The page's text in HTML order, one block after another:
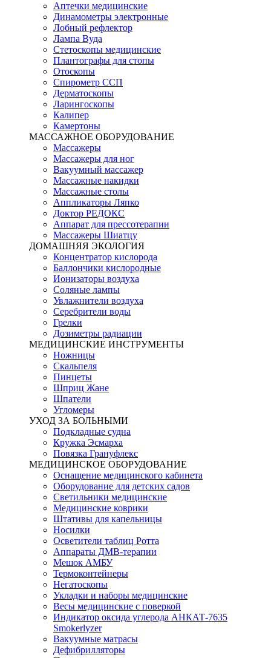
Аптечки медицинские
Динамометры электронные
Лобный рефлектор
Лампа Вуда
Стетоскопы медицинские
Плантографы для стопы
Отоскопы
Спирометр ССП
Дерматоскопы
Ларингоскопы
Калипер
Камертоны
МАССАЖНОЕ ОБОРУДОВАНИЕ
Массажеры
Массажеры для ног
Вакуумный массажер
Массажные накидки
Массажные столы
Аппликаторы Ляпко
Доктор РЕДОКС
Аппарат для прессотерапии
Массажеры Шиатцу
ДОМАШНЯЯ ЭКОЛОГИЯ
Концентратор кислорода
Баллончики кислородные
Ионизаторы воздуха
Соляные лампы
Увлажнители воздуха
Серебрители воды
Грелки
Дозиметры радиации
МЕДИЦИНСКИЕ ИНСТРУМЕНТЫ
Ножницы
Скальпеля
Пинцеты
Шприц Жане
Шпатели
Угломеры
УХОД ЗА БОЛЬНЫМИ
Подкладные судна
Кружка Эсмарха
Повязка Грануфлекс
МЕДИЦИНСКОЕ ОБОРУДОВАНИЕ
Оснащение медицинского кабинета
Оборудование для детских садов
Светильники медицинские
Медицинские коврики
Штативы для капельницы
Носилки
Осветители таблиц Ротта
Аппараты ДМВ-терапии
Мешок АМБУ
Термоконтейнеры
Негатоскопы
Укладки и наборы медицинские
Весы медицинские с поверкой
Индикатор оксида углерода АНКАТ-7635
Smokerlyzer
Вакуумные матрасы
Дефибрилляторы